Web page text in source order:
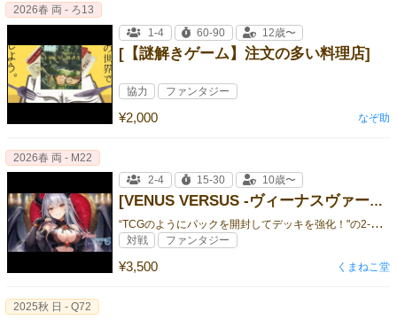
[【謎解きゲーム】注文の多い料理店]
¥2,000
2026春 両 - ろ13
1-4
60-90 12歳〜
協力 ファンタジー
なぞ助
[VENUS VERSUS -ヴィーナスヴァーサス- 【基本拡張セット 闇の魔王】]
“
TCGのようにパックを開封してデッキを強化！"の2-4人用対戦カードゲーム
¥3,500
2026春 両 - M22
2-4
15-30 10歳〜
対戦 ファンタジー
くまねこ堂
2025秋 日 - Q72